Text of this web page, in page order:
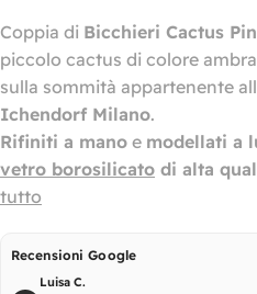
Coppia di Bicchieri Cactus
piccolo cactus di colore
sulla sommità appartenente
Ichendorf Milano.
Rifiniti a mano e modellati a
vetro borosilicato di alta
tutto
Recensioni Google
Luisa C.